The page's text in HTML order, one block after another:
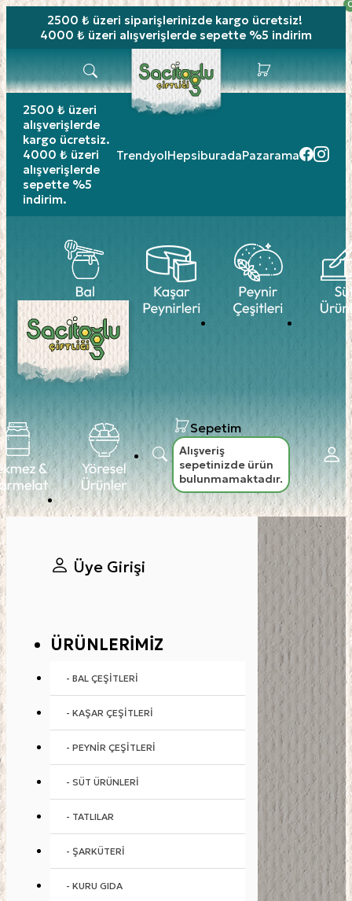
2500 ₺ üzeri siparişlerinizde kargo ücretsiz!
4000 ₺ üzeri alışverişlerde sepette %5 indirim
2500 ₺ üzeri
alışverişlerde
kargo ücretsiz.
4000 ₺ üzeri
alışverişlerde
sepette %5
indirim.
TrendyolHepsiburadaPazarama
Sepetim
Alışveriş
sepetinizde ürün
bulunmamaktadır.
Üye Girişi
ÜRÜNLERIMIZ
- BAL ÇEŞITLERI
- KAŞAR ÇEŞITLERI
- PEYNIR ÇEŞITLERI
- SÜT ÜRÜNLERI
- TATLILAR
- ŞARKÜTERI
- KURU GIDA